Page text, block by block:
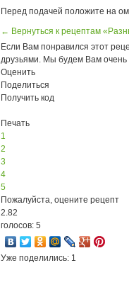
Перед подачей положите на
← Вернуться к рецептам
Если Вам понравился этот
друзьями. Мы будем Вам очень
Оценить
Поделиться
Получить код
Печать
1
2
3
4
5
Пожалуйста, оцените рецепт
2.82
голосов: 5
Уже поделились: 1